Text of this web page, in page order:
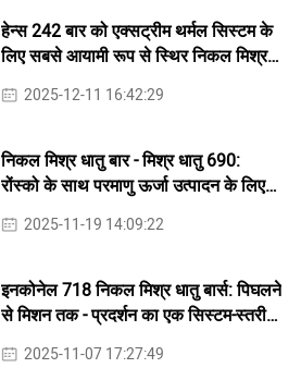
हेन्स 242 बार को एक्सट्रीम थर्मल सिस्टम के
लिए सबसे आयामी रूप से स्थिर निकल मिश्र
धातु में से एक क्यों माना जाता है?
2025-12-11 16:42:29
निकल मिश्र धातु बार - मिश्र धातु 690:
रोंस्को के साथ परमाणु ऊर्जा उत्पादन के लिए
बेहतर संक्षारण प्रतिरोध
2025-11-19 14:09:22
इनकोनेल 718 निकल मिश्र धातु बार्स: पिघलने
से मिशन तक - प्रदर्शन का एक सिस्टम-स्तरीय
दृश्य
2025-11-07 17:27:49